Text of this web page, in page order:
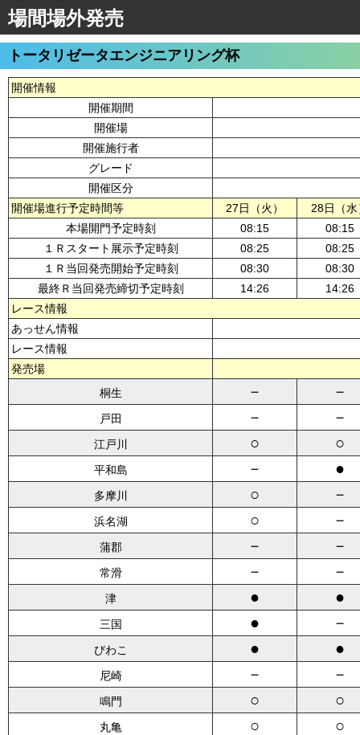
場間場外発売
トータリゼータエンジニアリング杯
開催情報
開催期間
開催場
開催施行者
グレード
開催区分
開催場進行予定時間等
27日（火）
28日（水
本場開門予定時刻
08:15
08:15
１Ｒスタート展示予定時刻
08:25
08:25
１Ｒ当回発売開始予定時刻
08:30
08:30
最終Ｒ当回発売締切予定時刻
14:26
14:26
レース情報
あっせん情報
レース情報
発売場
桐生
－ －
戸田 － －
江戸川 ○ ○
平和島 － ●
多摩川 ○ －
浜名湖 ○ －
蒲郡 － －
常滑 － －
津 ● ●
三国 ● －
びわこ ● ●
尼崎 － －
鳴門 ○ ○
丸亀 ○ ○